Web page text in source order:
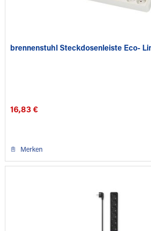
brennenstuhl Steckdosenleiste Eco-
16,83 €
Merken